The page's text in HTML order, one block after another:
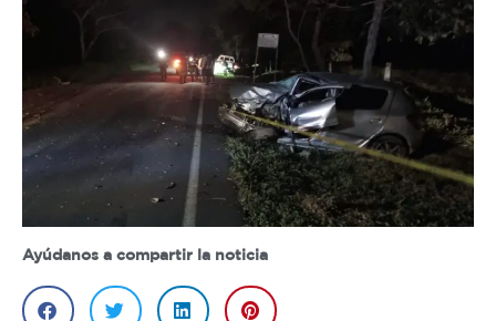
Ayúdanos a compartir la noticia